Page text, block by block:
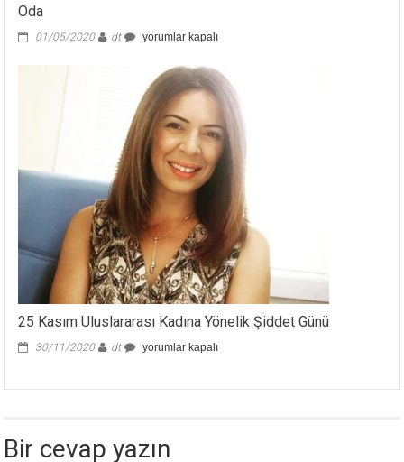
Oda
01/05/2020 dt
Oda
yorumlar kapalı
25 Kasım Uluslararası Kadına Yönelik Şiddet Günü
30/11/2020 dt
25
Günü
yorumlar kapalı
Bir cevap yazın